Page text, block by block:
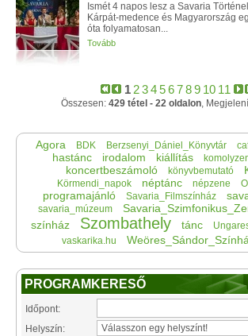
Ismét 4 napos lesz a Savaria
Kárpát-medence és Magyarország
óta folyamatosan...
Tovább
1 23456789 10 11
Összesen: 429 tétel - 22 oldalon,
Agora BDK Berzsenyi_Dániel_Könyvtár
hastánc irodalom kiállítás
koncertbeszámoló
könyvbemutató
Körmendi_napok néptánc népzene
programajánló Savaria_Filmszínház
savaria_múzeum
színház Szombathely tánc
vaskarika.hu
PROGRAMKERESŐ
Időpont:
Helyszín: